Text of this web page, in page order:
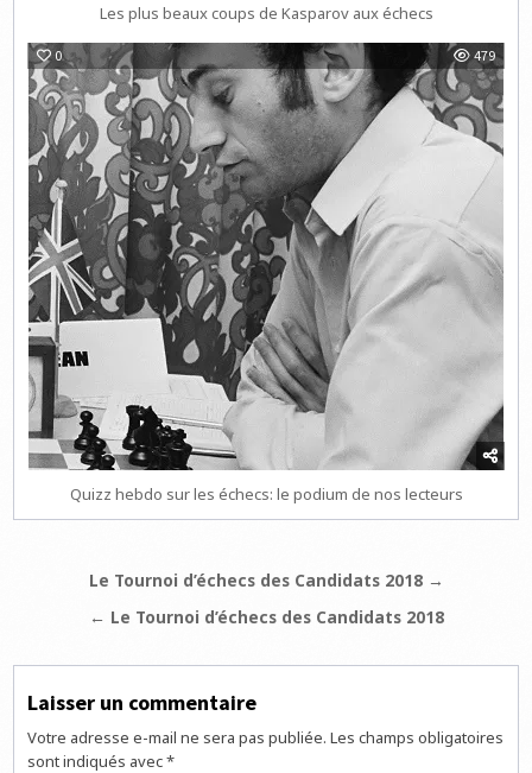
Les plus beaux coups de Kasparov aux échecs
0 479
Quizz hebdo sur les échecs: le podium de nos lecteurs
Navigation
Le Tournoi d’échecs des Candidats 2018 →
← Le Tournoi d’échecs des Candidats 2018
Laisser un commentaire
Votre adresse e-mail ne sera pas publiée. Les champs obligatoires
sont indiqués avec*